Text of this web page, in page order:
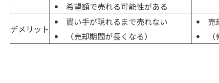
希望額で売れる可能性がある
デメリット
買い手が現れるまで売れない
（売却期間が長くなる）
売